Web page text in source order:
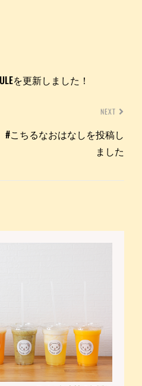
を更新しました！
NEXT
こちるなおはなしを投稿し
ました